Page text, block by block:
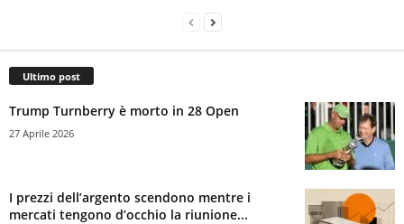
Ultimo post
Trump Turnberry è morto in 28 Open
27 Aprile 2026
I prezzi dell’argento scendono mentre i
mercati tengono d’occhio la riunione...